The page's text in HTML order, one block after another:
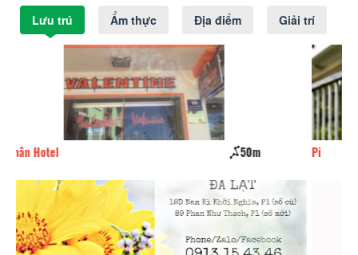
Lưu trú Ẩm thực Địa điểm Giải trí
Pi 60m